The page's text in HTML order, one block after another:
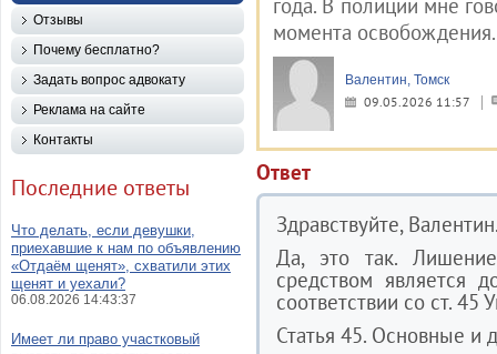
года. В полиции мне
момента освобождения.
Валентин, Томск
09.05.2026 11:57
Ответ
Здравствуйте,
Да, это так.
средством является
соответствии со ст. 45
Статья 45. Основные и
Отзывы
Почему бесплатно?
Задать вопрос адвокату
Реклама на сайте
Контакты
Последние ответы
Что делать, если девушки,
приехавшие к нам по объявлению
«Отдаём щенят», схватили этих
щенят и уехали?
06.08.2026 14:43:37
Имеет ли право участковый